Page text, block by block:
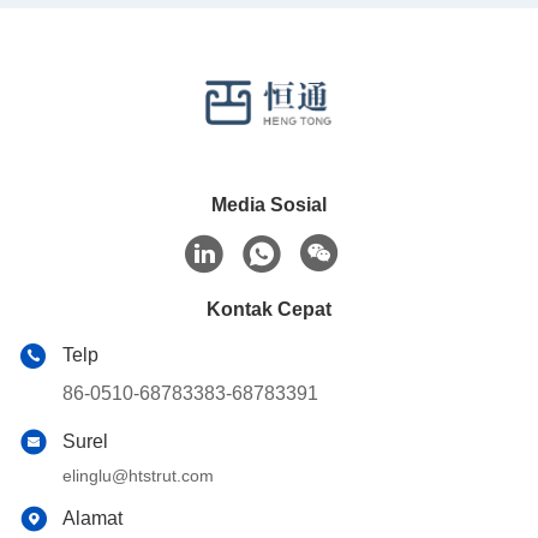
Media Sosial
Kontak Cepat
Telp
86-0510-68783383-68783391
Surel
elinglu@htstrut.com
Alamat